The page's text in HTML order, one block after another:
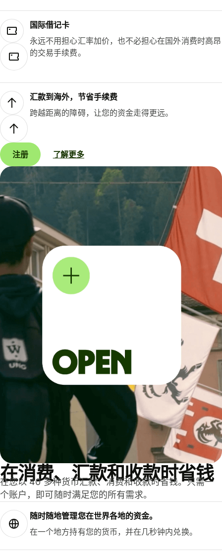
国际借记卡
永远不用担心汇率加价，也不必担心在国外消费时高昂
的交易手续费。
汇款到海外，节省手续费
跨越距离的障碍，让您的资金走得更远。
注册 了解更多
在消费、汇款和收款时省钱
在您以 40 多种货币汇款、消费和收款时省钱。只需一
个账户，即可随时满足您的所有需求。
随时随地管理您在世界各地的资金。
在一个地方持有您的货币，并在几秒钟内兑换。